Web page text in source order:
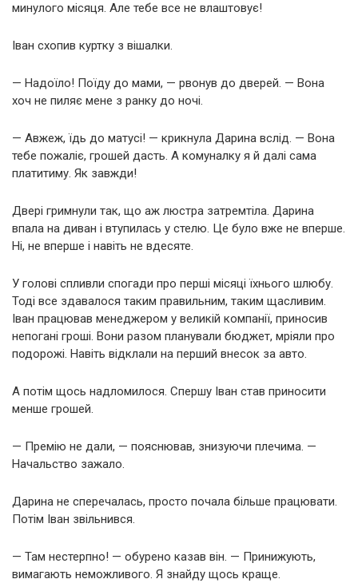
минулого місяця. Але тебе все не влаштовує!
Іван схопив куртку з вішалки.
— Надоїло! Поїду до мами, — рвонув до дверей. — Вона
хоч не пиляє мене з ранку до ночі.
— Авжеж, їдь до матусі! — крикнула Дарина вслід. — Вона
тебе пожаліє, грошей дасть. А комуналку я й далі сама
платитиму. Як завжди!
Двері гримнули так, що аж люстра затремтіла. Дарина
впала на диван і втупилась у стелю. Це було вже не вперше.
Ні, не вперше і навіть не вдесяте.
У голові спливли спогади про перші місяці їхнього шлюбу.
Тоді все здавалося таким правильним, таким щасливим.
Іван працював менеджером у великій компанії, приносив
непогані гроші. Вони разом планували бюджет, мріяли про
подорожі. Навіть відклали на перший внесок за авто.
А потім щось надломилося. Спершу Іван став приносити
менше грошей.
— Премію не дали, — пояснював, знизуючи плечима. —
Начальство зажало.
Дарина не сперечалась, просто почала більше працювати.
Потім Іван звільнився.
— Там нестерпно! — обурено казав він. — Принижують,
вимагають неможливого. Я знайду щось краще.